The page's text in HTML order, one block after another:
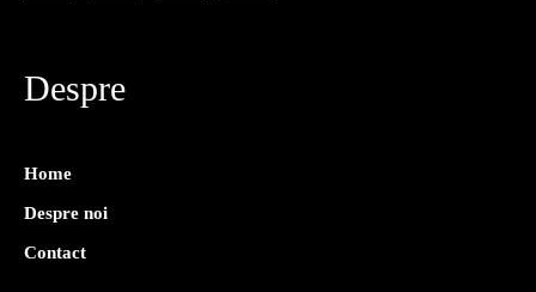
Despre
Home
Despre noi
Contact